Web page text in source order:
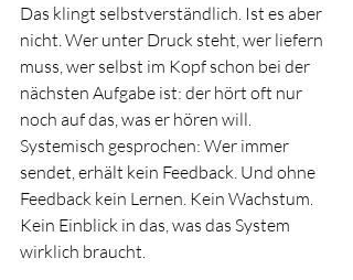
Das klingt selbstverständlich. Ist es aber
nicht. Wer unter Druck steht, wer liefern
muss, wer selbst im Kopf schon bei der
nächsten Aufgabe ist: der hört oft nur
noch auf das, was er hören will.
Systemisch gesprochen: Wer immer
sendet, erhält kein Feedback. Und ohne
Feedback kein Lernen. Kein Wachstum.
Kein Einblick in das, was das System
wirklich braucht.